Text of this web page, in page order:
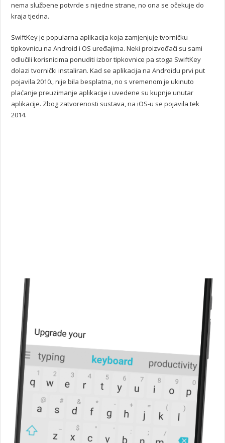
nema službene potvrde s nijedne strane, no ona se očekuje do
kraja tjedna.
SwiftKey je popularna aplikacija koja zamjenjuje tvorničku
tipkovnicu na Android i OS uređajima. Neki proizvođači su sami
odlučili korisnicima ponuditi izbor tipkovnice pa stoga SwiftKey
dolazi tvornički instaliran. Kad se aplikacija na Androidu prvi put
pojavila 2010., nije bila besplatna, no s vremenom je ukinuto
plaćanje preuzimanje aplikacije i uvedene su kupnje unutar
aplikacije. Zbog zatvorenosti sustava, na iOS-u se pojavila tek
2014.